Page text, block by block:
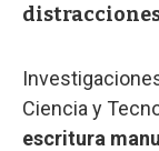
Ciencia y
escritura